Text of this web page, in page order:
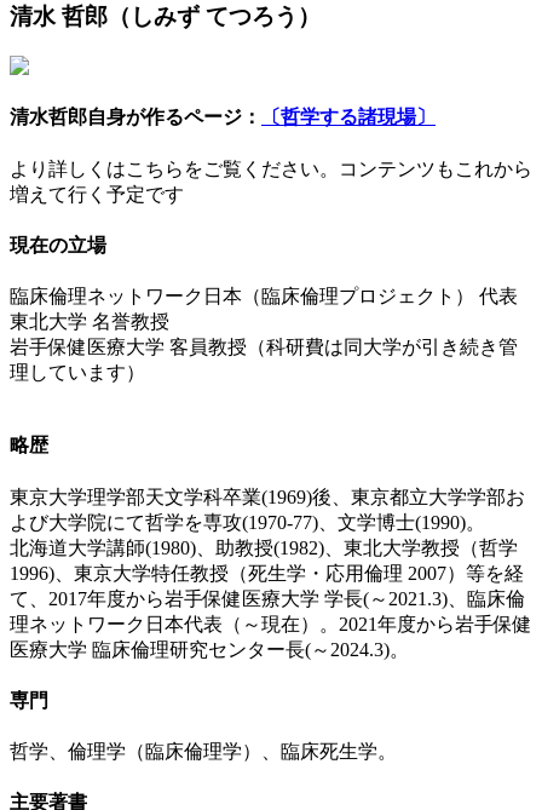
清水 哲郎 （しみず てつろう）
清水哲郎自身が作るページ： 〔哲学する諸現場〕
より詳しくはこちらをご覧ください。コンテンツもこれから
増えて行く予定です
現在の立場
臨床倫理ネットワーク日本（臨床倫理プロジェクト） 代表
東北大学 名誉教授
岩手保健医療大学 客員教授（科研費は同大学が引き続き管
理しています）
略歴
東京大学理学部天文学科卒業(1969)後、東京都立大学学部お
よび大学院にて哲学を専攻(1970-77)、文学博士(1990)。
北海道大学講師(1980)、助教授(1982)、東北大学教授（哲学
1996)、東京大学特任教授（死生学・応用倫理 2007）等を経
て、2017年度から岩手保健医療大学 学長(～2021.3)、臨床倫
理ネットワーク日本代表（～現在）。2021年度から岩手保健
医療大学 臨床倫理研究センター長(～2024.3)。
専門
哲学、倫理学（臨床倫理学）、臨床死生学。
主要著書